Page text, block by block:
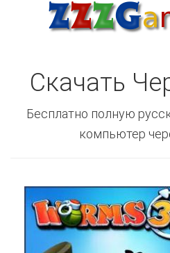
Скачать
Бесплатно полную
компьютер